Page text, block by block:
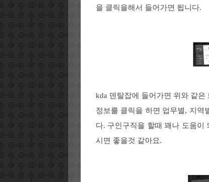
을 클릭을해서 들어가면 됩니다.
kda 덴탈잡에 들어가면 위와 같
정보를 클릭을 하면 업무별, 지역
다. 구인구직을 할때 꽤나 도움이
시면 좋을것 같아요.